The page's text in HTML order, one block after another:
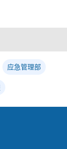
应急管理部